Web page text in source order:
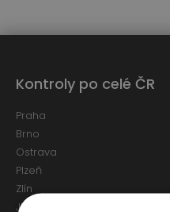
Kontroly po celé ČR
Praha
Brno
Ostrava
Plzeň
Zlín
Jihlava